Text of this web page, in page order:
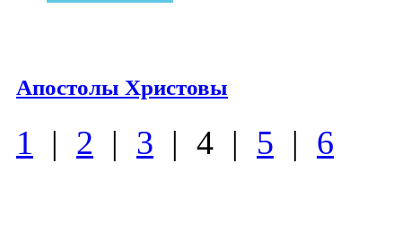
Апостолы Христовы
1 | 2 | 3 | 4 | 5 | 6